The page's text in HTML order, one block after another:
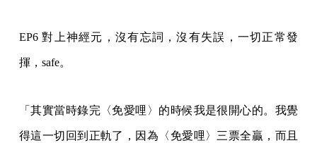
EP6 對上神經元，沒有忘詞，沒有失誤，一切正常發
揮，safe。
「其實當時錄完〈免愛哩〉的時候我是很開心的。我覺
得這一切回到正軌了，因為〈免愛哩〉三票全贏，而且